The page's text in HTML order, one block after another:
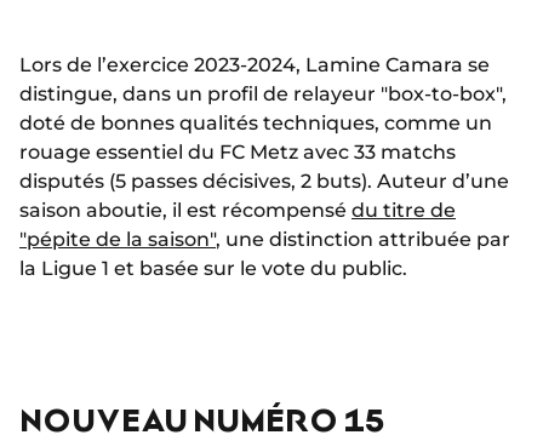
Lors de l’exercice 2023-2024, Lamine Camara se
distingue, dans un profil de relayeur "box-to-box",
doté de bonnes qualités techniques, comme un
rouage essentiel du FC Metz avec 33 matchs
disputés (5 passes décisives, 2 buts). Auteur d’une
saison aboutie, il est récompensé du titre de
"pépite de la saison", une distinction attribuée par
la Ligue 1 et basée sur le vote du public.
NOUVEAU NUMÉRO 15